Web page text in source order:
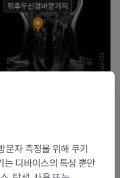
문자 측정을 위해 쿠키
디바이스의 특성 뿐만